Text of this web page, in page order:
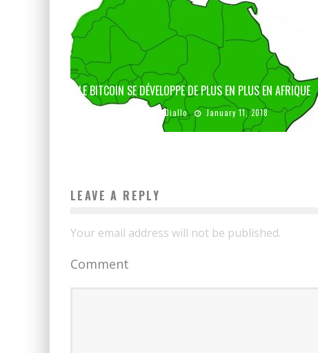
LE BITCOIN SE DÉVELOPPE DE PLUS EN PLUS EN AFRIQUE
Boubacar Diallo January 11, 2018
LEAVE A REPLY
Your email address will not be published.
Comment